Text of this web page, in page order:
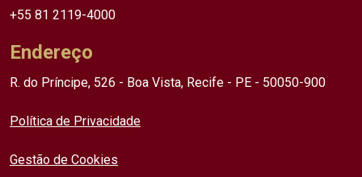
+55 81 2119-4000
Endereço
R. do Príncipe, 526 - Boa Vista, Recife - PE - 50050-900
Política de Privacidade
Gestão de Cookies